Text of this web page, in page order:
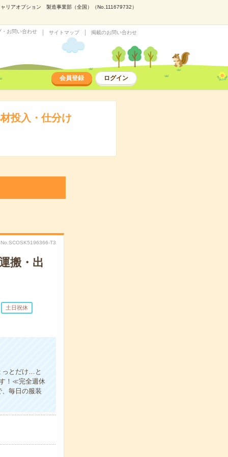
リアオプション 製造事業部（全国）（No.111679732）
・お問い合わせ サイトマップ 掲載のお問い合わせ
会員登録 ログイン
投入・仕分け
No.SCOSK5196366-T3
搬・出
土日祝休
っとだけ…と
！≪完全週休
毎日の服装